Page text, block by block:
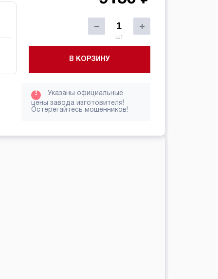
шт
В КОРЗИНУ
!
Указаны официальные
цены завода изготовителя!
Остерегайтесь мошенников!